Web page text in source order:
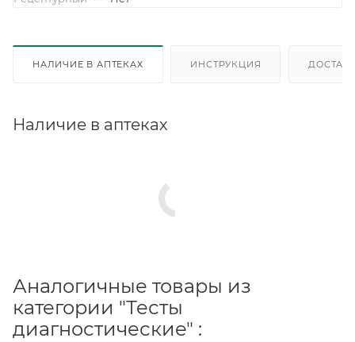
НАЛИЧИЕ В АПТЕКАХ ИНСТРУКЦИЯ
Наличие в аптеках
Аналогичные товары из
категории "Тесты
диагностические" :